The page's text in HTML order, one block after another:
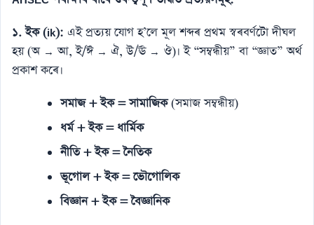
১. ইক (ik): এই প্ৰত্যয় যোগ হ’লে মূল শব্দৰ প্ৰথম স্বৰবৰ্ণটো দীঘল
হয় (অ → আ, ই/ঈ → ঐ, উ/ঊ → ঔ)। ই “সম্বন্ধীয়” বা “জ্ঞাত” অৰ্থ
প্ৰকাশ কৰে।
সমাজ + ইক = সামাজিক(সমাজ সম্বন্ধীয়)
ধৰ্ম + ইক = ধাৰ্মিক
নীতি + ইক = নৈতিক
ভূগোল + ইক = ভৌগোলিক
বিজ্ঞান + ইক = বৈজ্ঞানিক